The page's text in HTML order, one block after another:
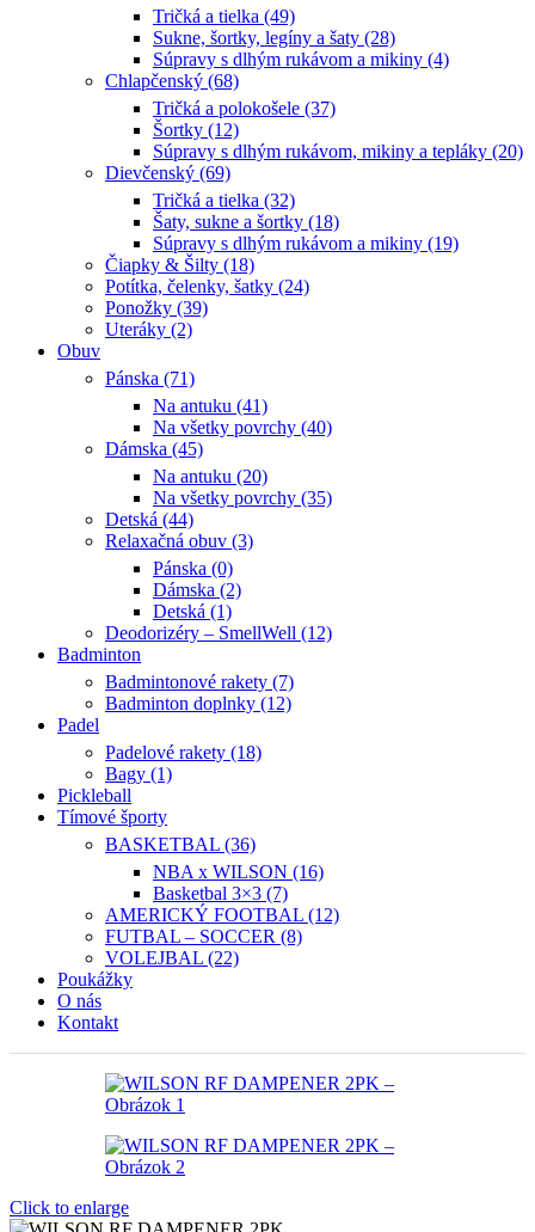
Tričká a tielka (49)
Sukne, šortky, legíny a šaty (28)
Súpravy s dlhým rukávom a mikiny (4)
Chlapčenský (68)
Tričká a polokošele (37)
Šortky (12)
Súpravy s dlhým rukávom, mikiny a tepláky (20)
Dievčenský (69)
Tričká a tielka (32)
Šaty, sukne a šortky (18)
Súpravy s dlhým rukávom a mikiny (19)
Čiapky & Šilty (18)
Potítka, čelenky, šatky (24)
Ponožky (39)
Uteráky (2)
Obuv
Pánska (71)
Na antuku (41)
Na všetky povrchy (40)
Dámska (45)
Na antuku (20)
Na všetky povrchy (35)
Detská (44)
Relaxačná obuv (3)
Pánska (0)
Dámska (2)
Detská (1)
Deodorizéry – SmellWell (12)
Badminton
Badmintonové rakety (7)
Badminton doplnky (12)
Padel
Padelové rakety (18)
Bagy (1)
Pickleball
Tímové športy
BASKETBAL (36)
NBA x WILSON (16)
Basketbal 3×3 (7)
AMERICKÝ FOOTBAL (12)
FUTBAL – SOCCER (8)
VOLEJBAL (22)
Poukážky
O nás
Kontakt
Click to enlarge